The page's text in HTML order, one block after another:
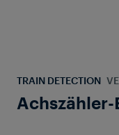
TRAIN DETECTION